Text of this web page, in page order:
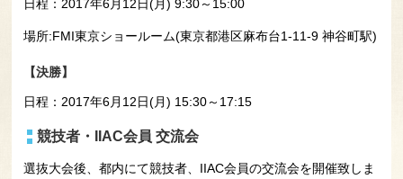
日程：2017年6月12日(月) 9:30～15:00
場所:FMI東京ショールーム(東京都港区麻布台1-11-9 神谷町駅)
【決勝】
日程：2017年6月12日(月) 15:30～17:15
競技者・IIAC会員 交流会
選抜大会後、都内にて競技者、IIAC会員の交流会を開催致しま